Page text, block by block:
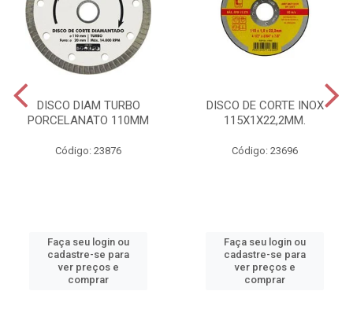
DISCO DIAM TURBO
PORCELANATO 110MM
Código: 23876
Faça seu login ou
cadastre-se para
ver preços e
comprar
DISCO DE CORTE INOX
115X1X22,2MM.
Código: 23696
Faça seu login ou
cadastre-se para
ver preços e
comprar